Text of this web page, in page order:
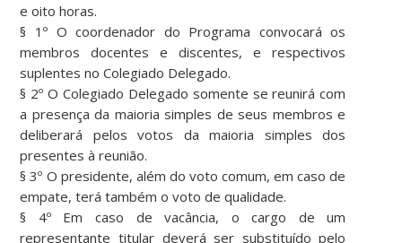
e oito horas.
§ 1º O coordenador do Programa convocará os
membros docentes e discentes, e respectivos
suplentes no Colegiado Delegado.
§ 2º O Colegiado Delegado somente se reunirá com
a presença da maioria simples de seus membros e
deliberará pelos votos da maioria simples dos
presentes à reunião.
§ 3º O presidente, além do voto comum, em caso de
empate, terá também o voto de qualidade.
§ 4º Em caso de vacância, o cargo de um
representante titular deverá ser substituído pelo